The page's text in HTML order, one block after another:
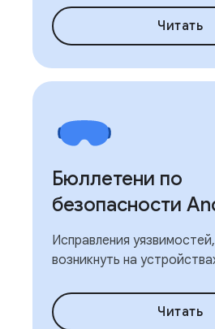
Читать
Бюллетени по
безопасности
Исправления
возникнуть на
Читать